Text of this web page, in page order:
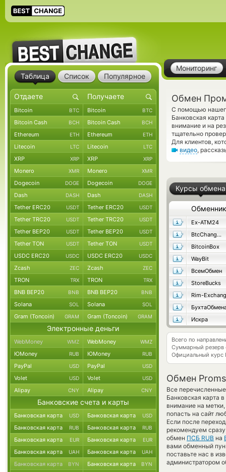
Мониторинг
Обмен
С помощью
Банковская
внимание и на
тщательно
Для клиентов,
видео,
Курсы обмена
Обменник
Ex-ATM24
BtcChange24
BitcoinBox
WayBit
ВсемОбмен
StoreBucks
Rim-
Искра
Всего по
Суммарный резерв
Официальный курс
Обмен
Все
Банковская карта
внимание на
попасть на сайт
Если после
рекомендуем
обмен ПСБ RUB на
вами обменный
поставьте нас в
администратором
Таблица Список Популярное
Bitcoin BTC Bitcoin BTC
Bitcoin Cash BCH Bitcoin Cash BCH
Ethereum ETH Ethereum ETH
Litecoin LTC Litecoin LTC
XRP XRP XRP XRP
Monero XMR Monero XMR
Dogecoin DOGE Dogecoin DOGE
Dash DASH Dash DASH
Tether ERC20 USDT Tether ERC20 USDT
Tether TRC20 USDT Tether TRC20 USDT
Tether BEP20 USDT Tether BEP20 USDT
Tether TON USDT Tether TON USDT
USDC ERC20 USDC USDC ERC20 USDC
Zcash ZEC Zcash ZEC
TRON TRX TRON TRX
BNB BEP20 BNB BNB BEP20 BNB
Solana SOL Solana SOL
Gram (Toncoin) GRAM Gram (Toncoin) GRAM
Электронные деньги
WebMoney WMZ WebMoney WMZ
ЮMoney RUB ЮMoney RUB
PayPal USD PayPal USD
Volet USD Volet USD
Alipay CNY Alipay CNY
Банковские счета и карты
Банковская карта USD Банковская карта USD
Банковская карта RUB Банковская карта RUB
Банковская карта EUR Банковская карта EUR
Банковская карта UAH Банковская карта UAH
Банковская карта BYN Банковская карта BYN